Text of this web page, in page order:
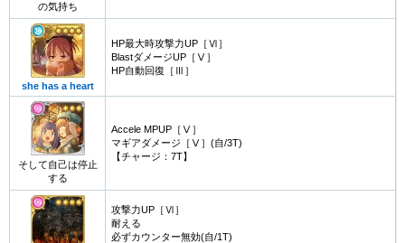
の気持ち
she has a heart
HP最大時攻撃力UP［Ⅵ］
BlastダメージUP［Ⅴ］
HP自動回復［Ⅲ］
そして自己は停止
する
Accele MPUP［Ⅴ］
マギアダメージ［Ⅴ］(自/3T)
【チャージ：7T】
攻撃力UP［Ⅵ］
耐える
必ずカウンター無効(自/1T)